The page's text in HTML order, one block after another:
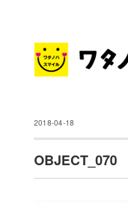
2018-04-18
OBJECT_070